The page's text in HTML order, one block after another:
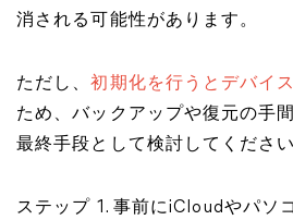
消される可能性があります。
ただし、初期化を行うとデバイ
ため、バックアップや復元の手
最終手段として検討してください
ステップ 1. 事前にiCloudやパソ